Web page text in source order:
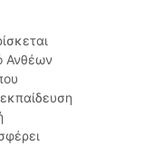
Ανθέων